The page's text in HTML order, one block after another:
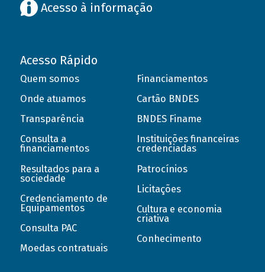
Acesso à informação
Acesso Rápido
Quem somos
Onde atuamos
Transparência
Consulta a
financiamentos
Resultados para a
sociedade
Credenciamento de
Equipamentos
Consulta PAC
Moedas contratuais
Financiamentos
Cartão BNDES
BNDES Finame
Instituições financeiras
credenciadas
Patrocínios
Licitações
Cultura e economia
criativa
Conhecimento